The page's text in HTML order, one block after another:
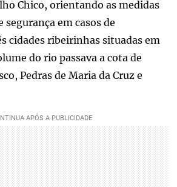
Chico, orientando as medidas
segurança em casos de
cidades ribeirinhas situadas em
do rio passava a cota de
Pedras de Maria da Cruz e